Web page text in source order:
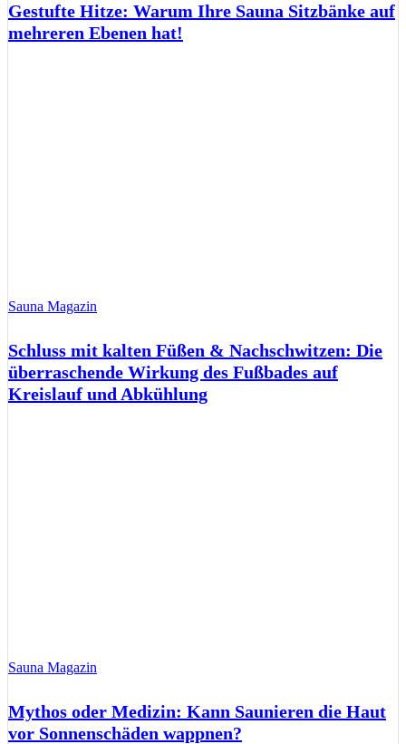
Gestufte Hitze: Warum Ihre Sauna Sitzbänke auf
mehreren Ebenen hat!
Sauna Magazin
Schluss mit kalten Füßen & Nachschwitzen: Die
überraschende Wirkung des Fußbades auf
Kreislauf und Abkühlung
Sauna Magazin
Mythos oder Medizin: Kann Saunieren die Haut
vor Sonnenschäden wappnen?